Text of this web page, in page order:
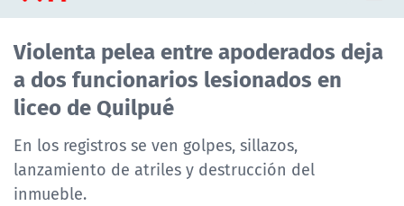
CASTING MASTERCHEF CHILE
CASTING TVN VERTICAL
TVN VERTICAL
TVN PLAY
Violenta pelea entre apoderados deja
a dos funcionarios lesionados en
liceo de Quilpué
En los registros se ven golpes, sillazos,
lanzamiento de atriles y destrucción del
inmueble.